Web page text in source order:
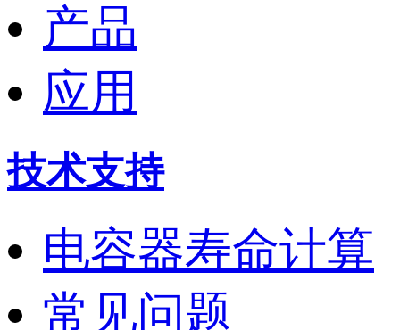
产品
应用
技术支持
电容器寿命计算
常见问题